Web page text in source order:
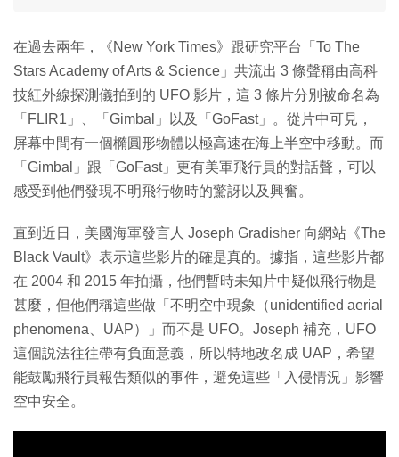
在過去兩年，《New York Times》跟研究平台「To The
Stars Academy of Arts & Science」共流出 3 條聲稱由高科
技紅外線探測儀拍到的 UFO 影片，這 3 條片分別被命名為
「FLIR1」、「Gimbal」以及「GoFast」。從片中可見，
屏幕中間有一個橢圓形物體以極高速在海上半空中移動。而
「Gimbal」跟「GoFast」更有美軍飛行員的對話聲，可以
感受到他們發現不明飛行物時的驚訝以及興奮。
直到近日，美國海軍發言人 Joseph Gradisher 向網站《The
Black Vault》表示這些影片的確是真的。據指，這些影片都
在 2004 和 2015 年拍攝，他們暫時未知片中疑似飛行物是
甚麼，但他們稱這些做「不明空中現象（unidentified aerial
phenomena、UAP）」而不是 UFO。Joseph 補充，UFO
這個説法往往帶有負面意義，所以特地改名成 UAP，希望
能鼓勵飛行員報告類似的事件，避免這些「入侵情況」影響
空中安全。